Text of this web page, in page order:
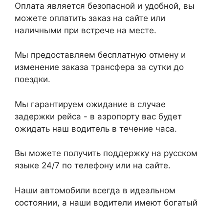
Оплата является безопасной и удобной, вы
можете оплатить заказ на сайте или
наличными при встрече на месте.
Мы предоставляем бесплатную отмену и
изменение заказа трансфера за сутки до
поездки.
Мы гарантируем ожидание в случае
задержки рейса - в аэропорту вас будет
ожидать наш водитель в течение часа.
Вы можете получить поддержку на русском
языке 24/7 по телефону или на сайте.
Наши автомобили всегда в идеальном
состоянии, а наши водители имеют богатый